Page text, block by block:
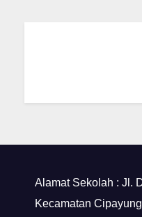
Alamat Sekolah : Jl.
Kecamatan